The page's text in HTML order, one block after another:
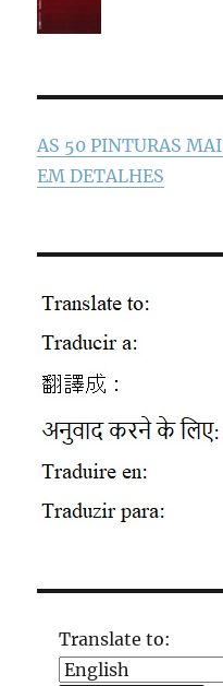
AS 50 PINTURAS
EM DETALHES
Translate to: